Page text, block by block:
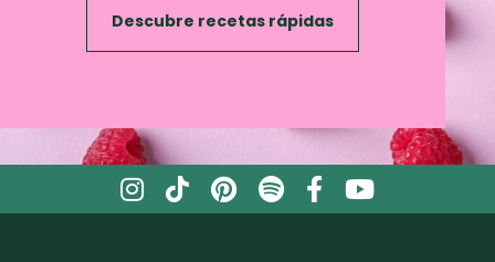
Descubre recetas rápidas